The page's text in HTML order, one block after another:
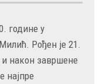
године у
Рођен је 21.
и након завршене
најпре